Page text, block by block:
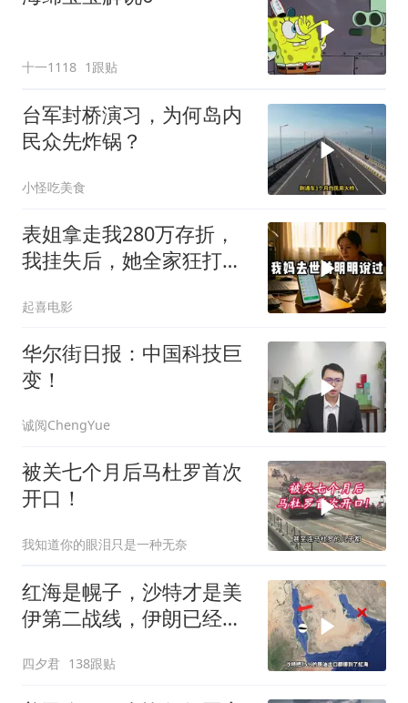
十一1118 1跟贴
台军封桥演习，为何岛内
民众先炸锅？
小怪吃美食
表姐拿走我280万存折，
我挂失后，她全家狂打
起喜电影
华尔街日报：中国科技巨
变！
诚阅ChengYue
被关七个月后马杜罗首次
开口！
我知道你的眼泪只是一种无奈
红海是幌子，沙特才是美
伊第二战线，伊朗已经输
四夕君 138跟贴